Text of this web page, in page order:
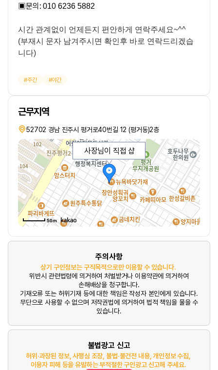
▣문의:010 6236 5882
시간 관계없이 언제든지 편안하게 연락주세요~^^
(부재시 문자 남겨주시면 확인후 바로 연락드리겠습
니다)
주간 야간
근무지역
52702 경남 진주시 평거로40번길 12 (평거동)2층
사장님이 직접 샵
50m
주의사항
상기 구인정보는 구직목적으로만 이용할 수 있습니다.
위반시 관련법령에 의거하여 처벌받거나 이용약관에 의거하여
손해배상을 청구합니다.
기재오류 또는 허위기재 등에 대한 책임은 작성자 본인에게 있습니다.
무단으로 사용할 수 없으며 저작권법에 의거하여 법적 책임을 물을 수
있습니다.
불법광고 신고
허위·과장된 정보, 사행심 조장, 불법·불건전 내용, 개인정보 수집,
이용자 피해 등을 유발하는 부적절한 구인광고 신고해 주세요.